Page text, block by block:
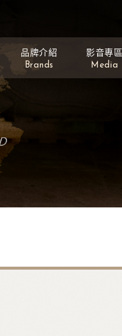
品牌介紹
Brands
影音專區
Media